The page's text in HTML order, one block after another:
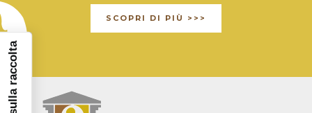
SCOPRI DI PIÙ >>>